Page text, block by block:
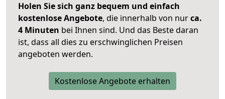
Holen Sie sich ganz bequem und einfach
kostenlose Angebote, die innerhalb von nurca.
4 Minuten bei Ihnen sind. Und das Beste daran
ist, dass all dies zu erschwinglichen Preisen
angeboten werden.
Kostenlose Angebote erhalten